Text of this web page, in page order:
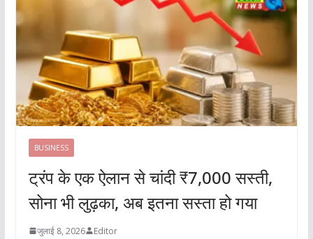
BUSINESS
ट्रंप के एक ऐलान से चांदी ₹7,000 सस्ती,
सोना भी लुढ़का, अब इतना सस्ता हो गया
जुलाई 8, 2026 Editor